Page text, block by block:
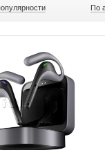
По